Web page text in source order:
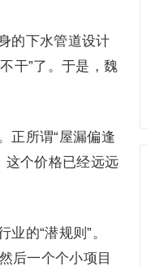
的下水管道设计
干”了。于是，魏
正所谓“屋漏偏逢
这个价格已经远远
的“潜规则”。
后一个个小项目